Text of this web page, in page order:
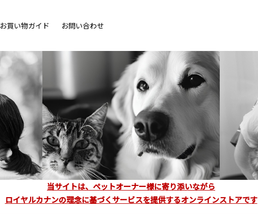
お買い物ガイド お問い合わせ
当サイトは、ペットオーナー様に寄り添いながら
ロイヤルカナンの理念に基づくサービスを提供するオンラインストアです